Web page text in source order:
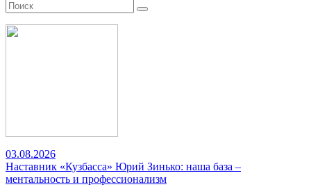
03.08.2026
Наставник «Кузбасса» Юрий Зинько: наша база –
ментальность и профессионализм